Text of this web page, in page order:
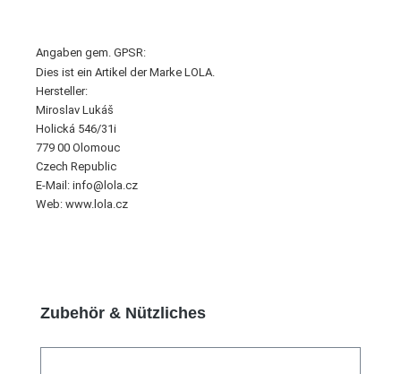
Angaben gem. GPSR:
Dies ist ein Artikel der Marke LOLA.
Hersteller:
Miroslav Lukáš
Holická 546/31i
779 00 Olomouc
Czech Republic
E-Mail: info@lola.cz
Web: www.lola.cz
Produktgalerie überspringen
Zubehör & Nützliches